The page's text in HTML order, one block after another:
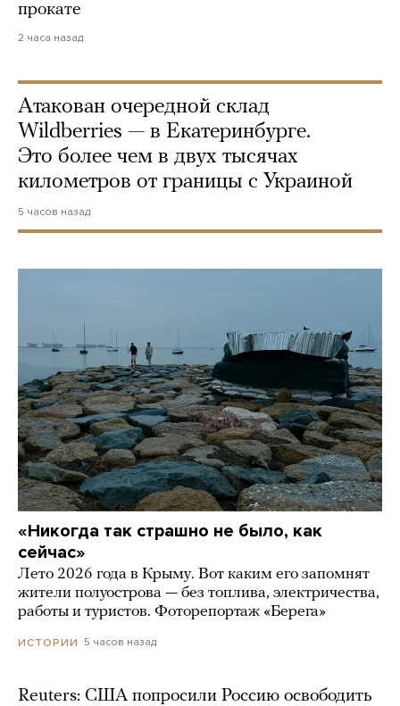
прокате
2 часа назад
Атакован очередной склад
Wildberries — в Екатеринбурге.
Это более чем в двух тысячах
километров от границы с Украиной
5 часов назад
«Никогда так страшно не было, как
сейчас»
Лето 2026 года в Крыму. Вот каким его запомнят
жители полуострова — без топлива, электричества,
работы и туристов. Фоторепортаж «Берега»
ИСТОРИИ 5 часов назад
Reuters: США попросили Россию освободить